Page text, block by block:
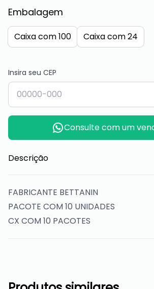
Embalagem
Caixa com 100 Caixa com 24
Insira seu CEP
Consulte com um
Descrição
FABRICANTE BETTANIN
PACOTE COM 10 UNIDADES
CX COM 10 PACOTES